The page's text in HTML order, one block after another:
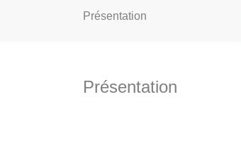
Présentation
Présentation